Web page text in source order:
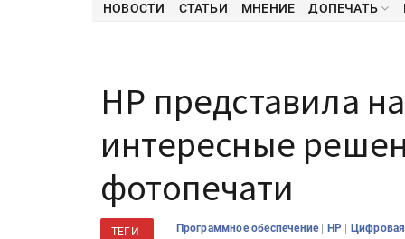
НОВОСТИ СТАТЬИ МНЕНИЕ ДОПЕЧАТЬ
HP представила
интересные
фотопечати
ТЕГИ Программное обеспечение | HP |